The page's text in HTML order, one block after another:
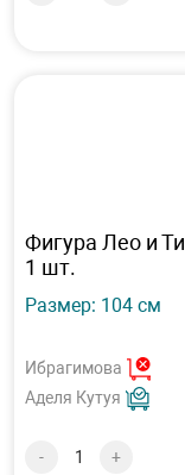
Фигура Лео и
1 шт.
Размер: 104 см
Ибрагимова
Аделя Кутуя
- +